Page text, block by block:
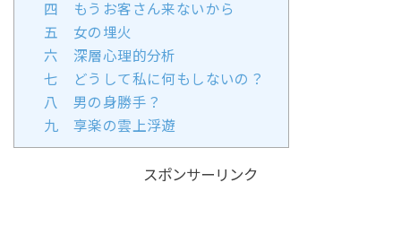
四 もうお客さん来ないから
五 女の埋火
六 深層心理的分析
七 どうして私に何もしないの？
八 男の身勝手？
九 享楽の雲上浮遊
スポンサーリンク